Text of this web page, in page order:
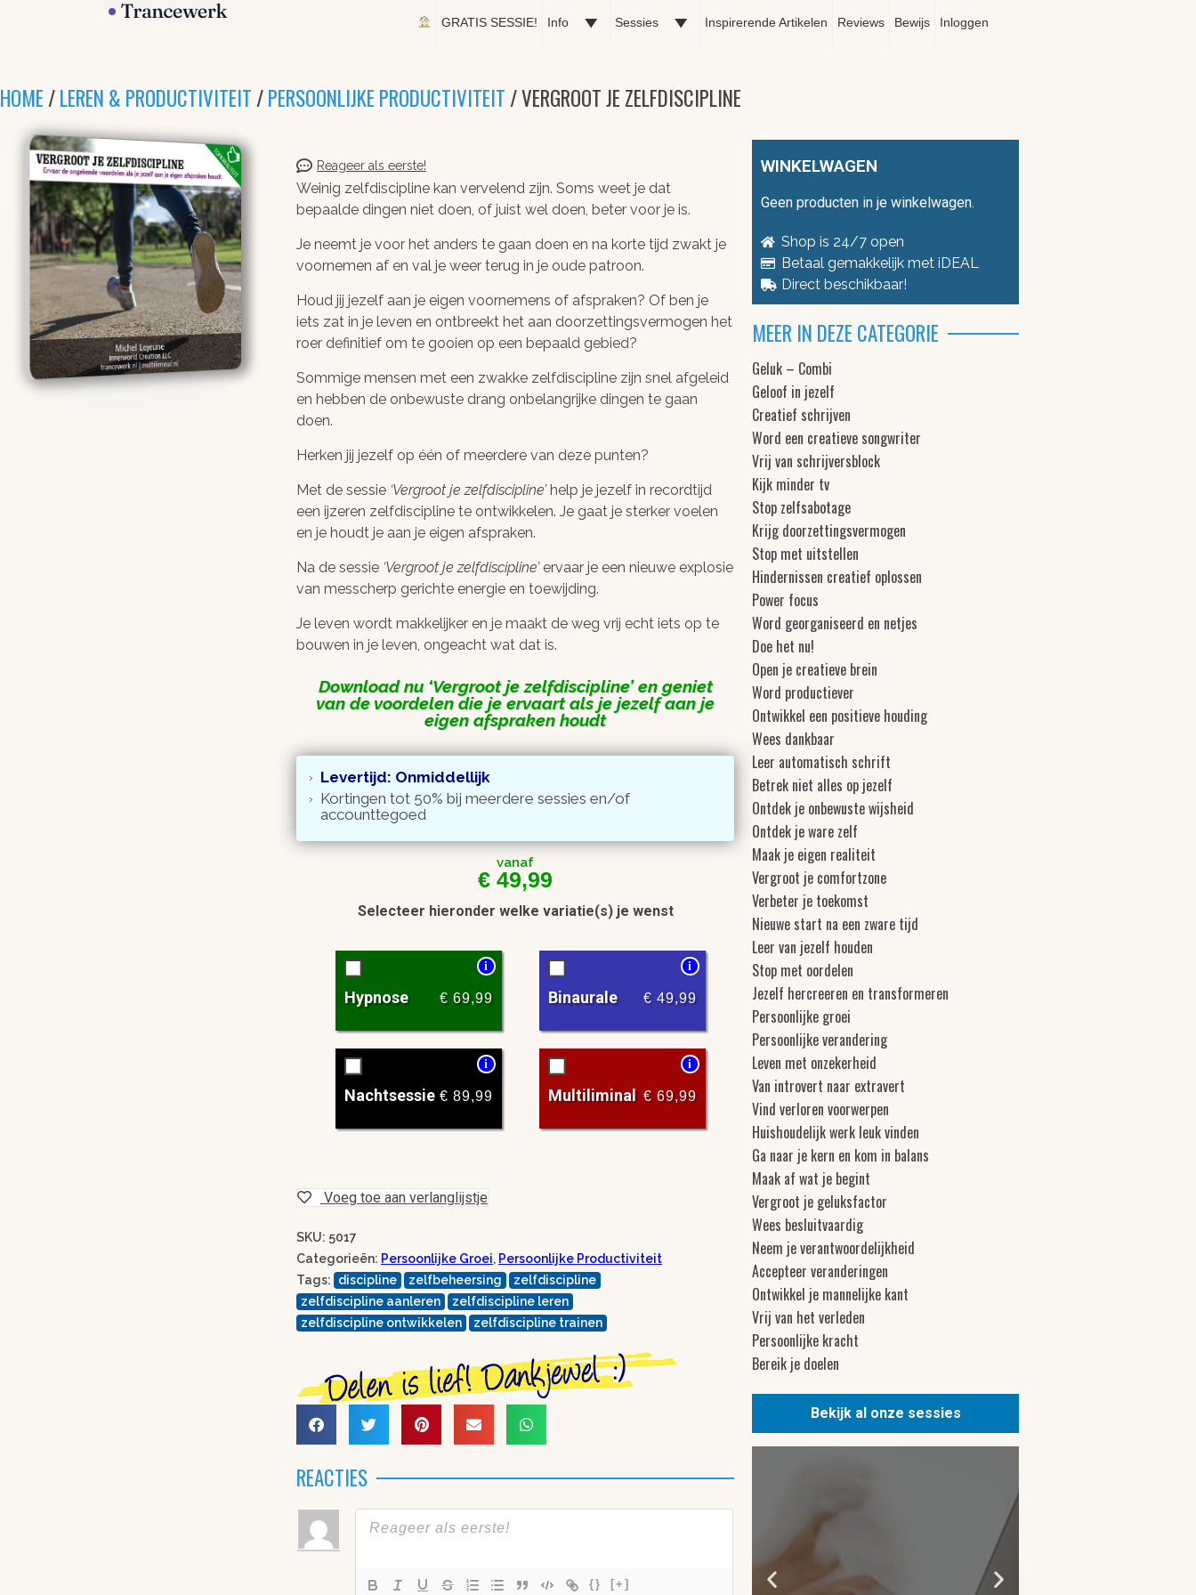
GRATIS SESSIE! Info Sessies Inspirerende Artikelen Reviews Bewijs Inloggen
HOME/LEREN & PRODUCTIVITEIT/PERSOONLIJKE PRODUCTIVITEIT/ VERGROOT JE ZELFDISCIPLINE
Reageer als eerste!
Weinig zelfdiscipline kan vervelend zijn. Soms weet je dat
bepaalde dingen niet doen, of juist wel doen, beter voor je is.
Je neemt je voor het anders te gaan doen en na korte tijd zwakt je
voornemen af en val je weer terug in je oude patroon.
Houd jij jezelf aan je eigen voornemens of afspraken? Of ben je
iets zat in je leven en ontbreekt het aan doorzettingsvermogen het
roer definitief om te gooien op een bepaald gebied?
Sommige mensen met een zwakke zelfdiscipline zijn snel afgeleid
en hebben de onbewuste drang onbelangrijke dingen te gaan
doen.
Herken jij jezelf op één of meerdere van deze punten?
Met de sessie Vergroot je zelfdisciplinehelp je jezelf in recordtijd
een ijzeren zelfdiscipline te ontwikkelen. Je gaat je sterker voelen
en je houdt je aan je eigen afspraken.
Na de sessie Vergroot je zelfdisciplineervaar je een nieuwe explosie
van messcherp gerichte energie en toewijding.
Je leven wordt makkelijker en je maakt de weg vrij echt iets op te
bouwen in je leven, ongeacht wat dat is.
Download nu Vergroot je zelfdiscipline en geniet
van de voordelen die je ervaart als je jezelf aan je
eigen afspraken houdt
Levertijd: Onmiddellijk
Kortingen tot 50% bij meerdere sessies en/of
accounttegoed
vanaf
€ 49,99
Selecteer hieronder welke variatie(s) je wenst
i
Hypnose € 69,99
i
Binaurale €49,99
i
Nachtsessie € 89,99
i
Multiliminal €69,99
Voeg toe aan verlanglijstje
SKU: 5017
Categorieën: Persoonlijke Groei, Persoonlijke Productiviteit
Tags:
discipline zelfbeheersing
zelfdiscipline
zelfdiscipline aanleren
zelfdiscipline leren
zelfdiscipline ontwikkelen
zelfdiscipline trainen
REACTIES
{} [+]
WINKELWAGEN
Geen producten in je winkelwagen.
Shop is 24/7 open
Betaal gemakkelijk met iDEAL
Direct beschikbaar!
MEER IN DEZE CATEGORIE
Geluk – Combi
Geloof in jezelf
Creatief schrijven
Word een creatieve songwriter
Vrij van schrijversblock
Kijk minder tv
Stop zelfsabotage
Krijg doorzettingsvermogen
Stop met uitstellen
Hindernissen creatief oplossen
Power focus
Word georganiseerd en netjes
Doe het nu!
Open je creatieve brein
Word productiever
Ontwikkel een positieve houding
Wees dankbaar
Leer automatisch schrift
Betrek niet alles op jezelf
Ontdek je onbewuste wijsheid
Ontdek je ware zelf
Maak je eigen realiteit
Vergroot je comfortzone
Verbeter je toekomst
Nieuwe start na een zware tijd
Leer van jezelf houden
Stop met oordelen
Jezelf hercreeren en transformeren
Persoonlijke groei
Persoonlijke verandering
Leven met onzekerheid
Van introvert naar extravert
Vind verloren voorwerpen
Huishoudelijk werk leuk vinden
Ga naar je kern en kom in balans
Maak af wat je begint
Vergroot je geluksfactor
Wees besluitvaardig
Neem je verantwoordelijkheid
Accepteer veranderingen
Ontwikkel je mannelijke kant
Vrij van het verleden
Persoonlijke kracht
Bereik je doelen
Bekijk al onze sessies